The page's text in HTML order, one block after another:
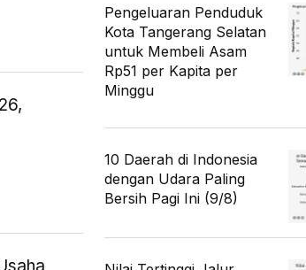
Pengeluaran Penduduk
Kota Tangerang Selatan
untuk Membeli Asam
Rp51 per Kapita per
Minggu
10 Daerah di Indonesia
dengan Udara Paling
Bersih Pagi Ini (9/8)